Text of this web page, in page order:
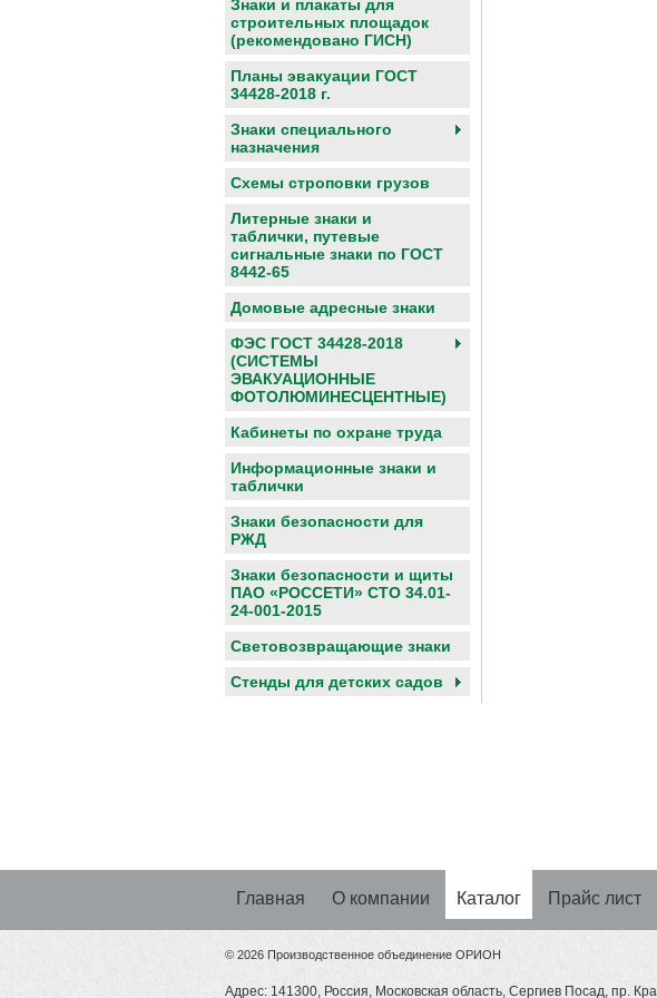
Знаки и плакаты для
строительных площадок
(рекомендовано ГИСН)
Планы эвакуации ГОСТ
34428-2018 г.
Знаки специального
назначения
Схемы строповки грузов
Литерные знаки и
таблички, путевые
сигнальные знаки по ГОСТ
8442-65
Домовые адресные знаки
ФЭС ГОСТ 34428-2018
(СИСТЕМЫ
ЭВАКУАЦИОННЫЕ
ФОТОЛЮМИНЕСЦЕНТНЫЕ)
Кабинеты по охране труда
Информационные знаки и
таблички
Знаки безопасности для
РЖД
Знаки безопасности и щиты
ПАО «РОССЕТИ» СТО 34.01-
24-001-2015
Световозвращающие знаки
Cтенды для детских садов
Главная О компании Каталог Прайс лист
© 2026 Производственное объединение ОРИОН
Адрес: 141300, Россия, Московская область, Сергиев Посад, пр.